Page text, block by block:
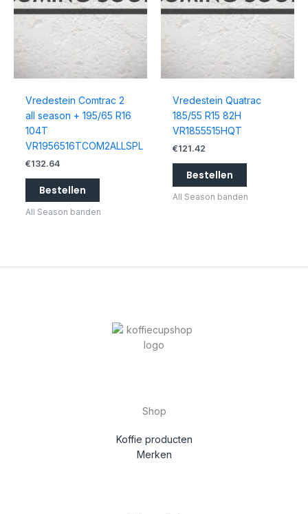
Vredestein Comtrac 2
all season + 195/65 R16
104T
VR1956516TCOM2ALLSPL
€132.64
Bestellen
All Season banden
Vredestein Quatrac
185/55 R15 82H
VR1855515HQT
€121.42
Bestellen
All Season banden
Shop
Koffie producten
Merken